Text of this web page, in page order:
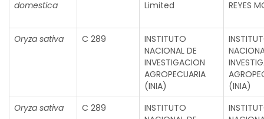
domestica
Limited
REYES
Oryza sativa C 289
INSTITUTO
NACIONAL DE
INVESTIGACION
AGROPECUARIA
(INIA)
(INIA)
Oryza sativa
C 289
INSTITUTO